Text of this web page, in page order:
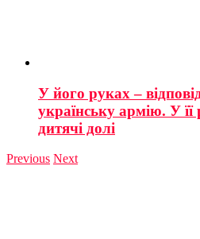
У його руках –
українську армію. У
дитячі долі
Previous Next